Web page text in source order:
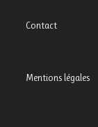
Contact
Mentions légales